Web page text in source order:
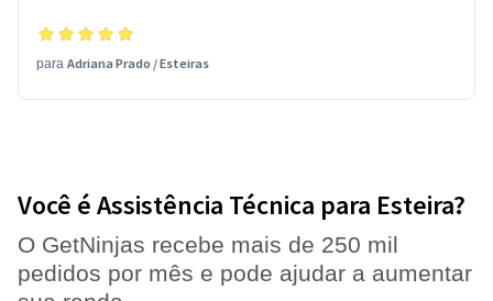
para Adriana Prado /Esteiras
Você é Assistência Técnica para Esteira?
O GetNinjas recebe mais de 250 mil
pedidos por mês e pode ajudar a aumentar